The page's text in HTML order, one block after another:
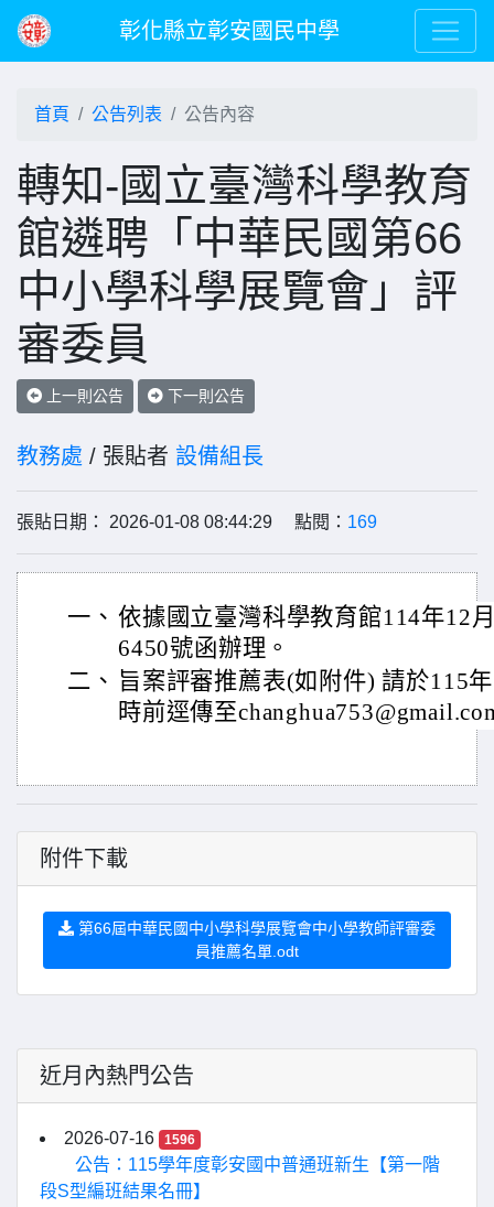
彰化縣立彰安國民中學
首頁 公告列表 公告內容
轉知-國立臺灣科學教育
館遴聘「中華民國第66
中小學科學展覽會」評
審委員
上一則公告 下一則公告
教務處 / 張貼者 設備組長
張貼日期： 2026-01-08 08:44:29 點閱： 169
一、 依據國立臺灣科學教育館114年12
6450號函辦理。
二、 旨案評審推薦表(如附件) 請於115
時前逕傳至
附件下載
第66屆中華民國中小學科學展覽會中小學教師評審委
員推薦名單.odt
近月內熱門公告
2026-07-16 1596
公告：115學年度彰安國中普通班新生【第一階
段S型編班結果名冊】